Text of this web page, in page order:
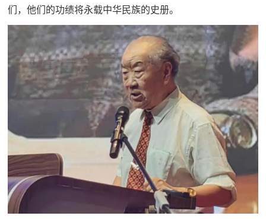
们，他们的功绩将永载中华民族的史册。